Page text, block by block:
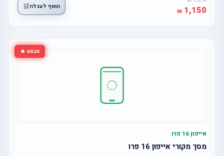
1,150 הוסף לעגלה🛒
מבצע 🔥
אייפון 16 פרו
מסך מקורי אייפון 16 פרו